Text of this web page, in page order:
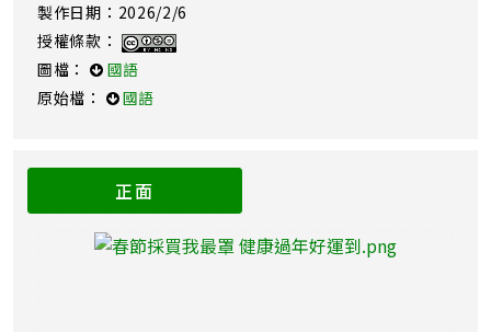
製作日期：2026/2/6
授權條款：
圖檔：
國語
原始檔：
國語
正面